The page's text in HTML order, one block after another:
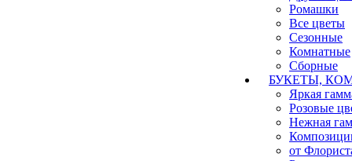
Ромашки
Все цветы
Сезонные
Комнатные
Сборные
БУКЕТЫ,
Яркая
Розовые
Нежная
от